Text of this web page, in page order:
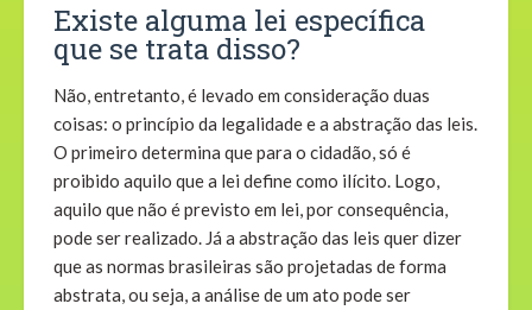
Existe alguma lei específica
que se trata disso?
Não, entretanto, é levado em consideração duas
coisas: o princípio da legalidade e a abstração das leis.
O primeiro determina que para o cidadão, só é
proibido aquilo que a lei define como ilícito. Logo,
aquilo que não é previsto em lei, por consequência,
pode ser realizado. Já a abstração das leis quer dizer
que as normas brasileiras são projetadas de forma
abstrata, ou seja, a análise de um ato pode ser